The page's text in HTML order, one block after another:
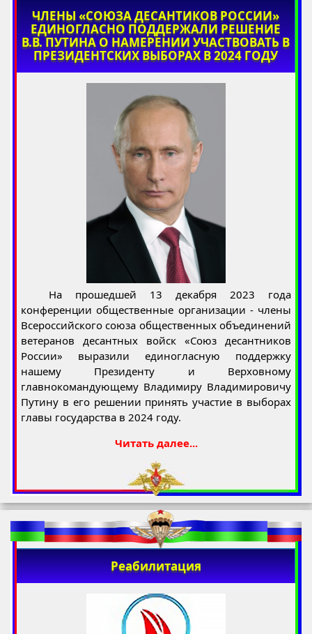
ЧЛЕНЫ «СОЮЗА ДЕСАНТИКОВ РОССИИ»
ЕДИНОГЛАСНО ПОДДЕРЖАЛИ РЕШЕНИЕ
В.В. ПУТИНА О НАМЕРЕНИИ УЧАСТВОВАТЬ В
ПРЕЗИДЕНТСКИХ ВЫБОРАХ В 2024 ГОДУ
На прошедшей 13 декабря 2023 года
конференции общественные организации - члены
Всероссийского союза общественных объединений
ветеранов десантных войск «Союз десантников
России» выразили единогласную поддержку
нашему Президенту и Верховному
главнокомандующему Владимиру Владимировичу
Путину в его решении принять участие в выборах
главы государства в 2024 году.
Читать далее...
Реабилитация